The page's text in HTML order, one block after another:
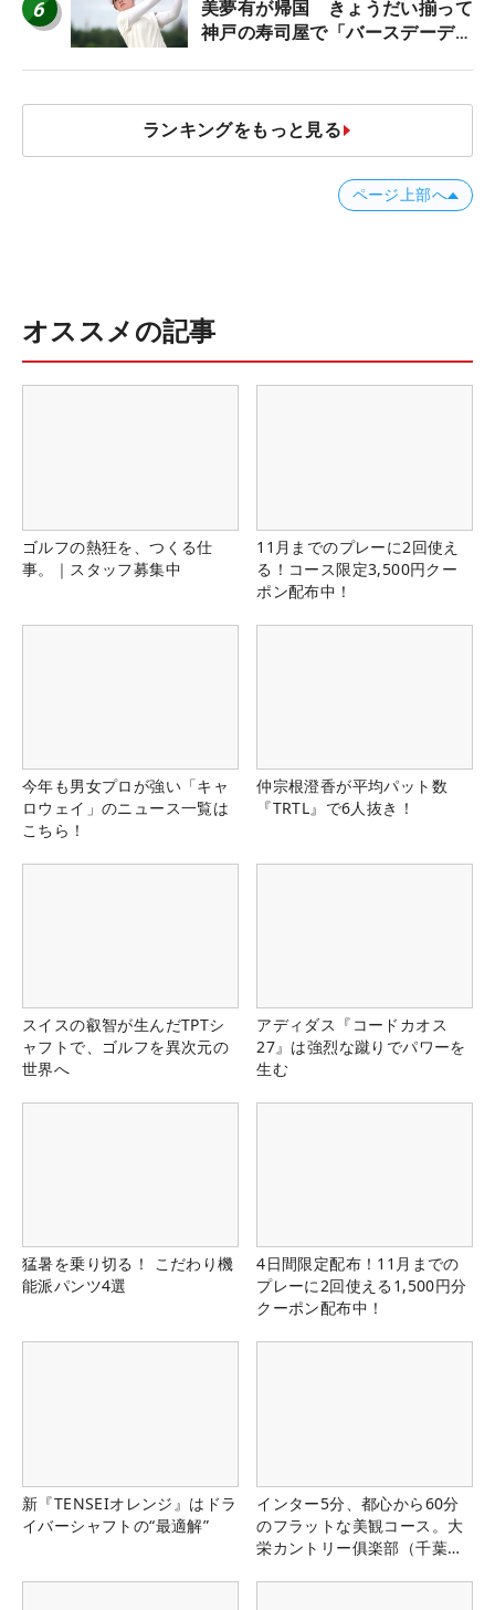
6
美夢有が帰国 きょうだい揃って
神戸の寿司屋で「バースデーディ
ランキングをもっと見る
ページ上部へ
オススメの記事
ゴルフの熱狂を、つくる仕
事。｜スタッフ募集中
11月までのプレーに2回使え
る！コース限定3,500円クー
ポン配布中！
今年も男女プロが強い「キャ
ロウェイ」のニュース一覧は
こちら！
仲宗根澄香が平均パット数
『TRTL』で6人抜き！
スイスの叡智が生んだTPTシ
ャフトで、ゴルフを異次元の
世界へ
アディダス『コードカオス
27』は強烈な蹴りでパワーを
生む
猛暑を乗り切る！ こだわり機
能派パンツ4選
4日間限定配布！11月までの
プレーに2回使える1,500円分
クーポン配布中！
新『TENSEIオレンジ』はドラ
イバーシャフトの“最適解”
インター5分、都心から60分
のフラットな美観コース。大
栄カントリー俱楽部（千葉